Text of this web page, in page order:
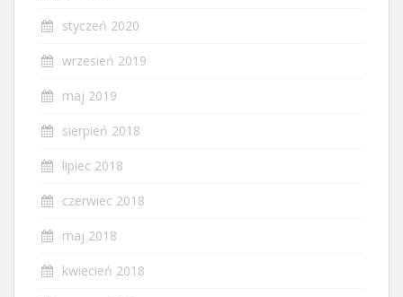
styczeń 2020
wrzesień 2019
maj 2019
sierpień 2018
lipiec 2018
czerwiec 2018
maj 2018
kwiecień 2018